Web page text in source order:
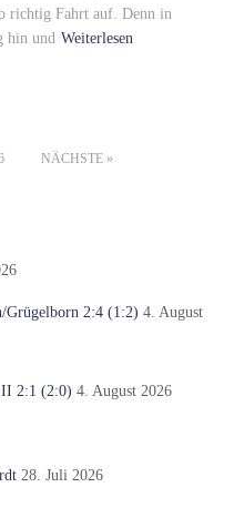
richtig Fahrt auf. Denn in
hin und Weiterlesen
NÄCHSTE
Grügelborn 2:4 (1:2) 4. August
II 2:1 (2:0) 4. August 2026
28. Juli 2026